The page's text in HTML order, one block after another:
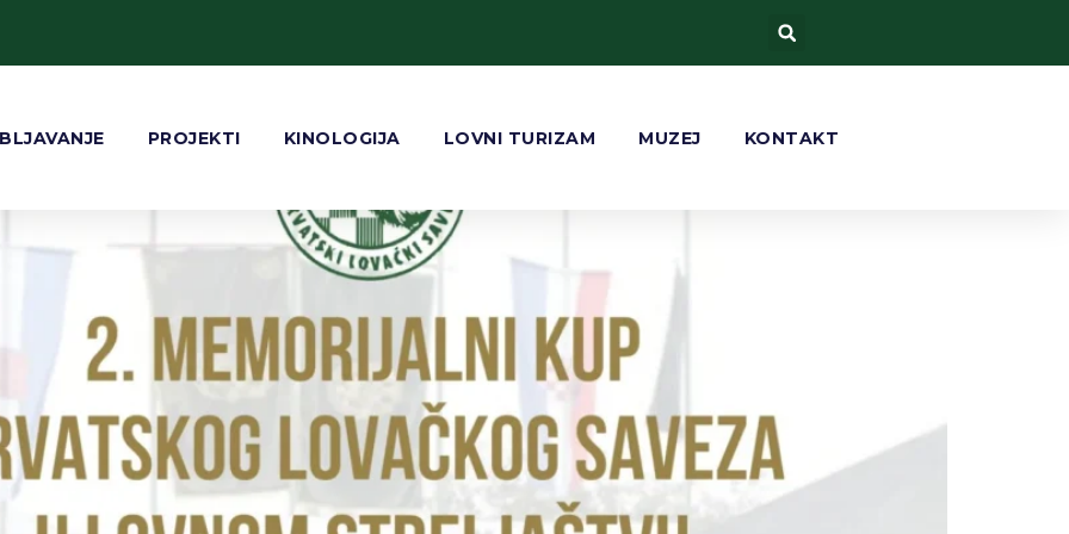
PROJEKTI KINOLOGIJA LOVNI TURIZAM MUZEJ KONTAKT
lovačkog saveza u lovnom streljaštvu „Đuro